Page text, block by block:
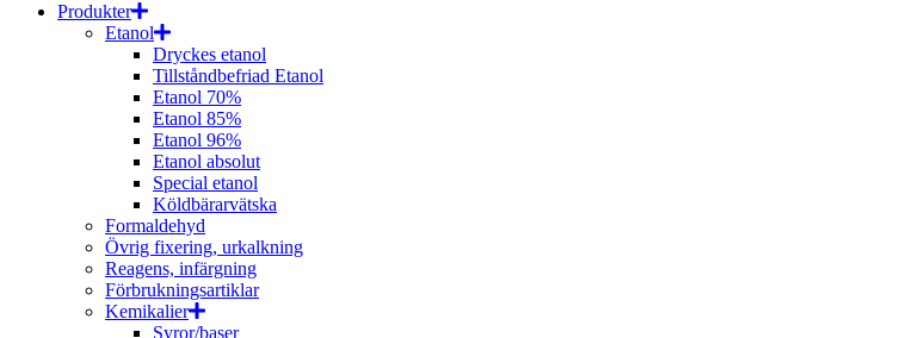
Produkter
Etanol
Dryckes etanol
Tillståndbefriad Etanol
Etanol 70%
Etanol 85%
Etanol 96%
Etanol absolut
Special etanol
Köldbärarvätska
Formaldehyd
Övrig fixering, urkalkning
Reagens, infärgning
Förbrukningsartiklar
Kemikalier
Syror/baser